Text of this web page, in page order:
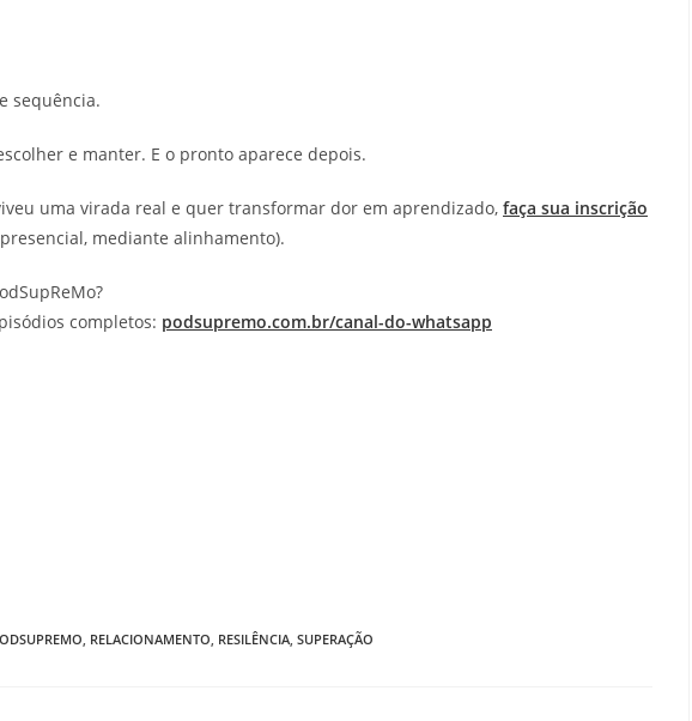
sequência.
e manter. E o pronto aparece depois.
uma virada real e quer transformar dor em aprendizado, faça sua inscrição
mediante alinhamento).
completos: podsupremo.com.br/canal-do-whatsapp
, RELACIONAMENTO, RESILÊNCIA, SUPERAÇÃO